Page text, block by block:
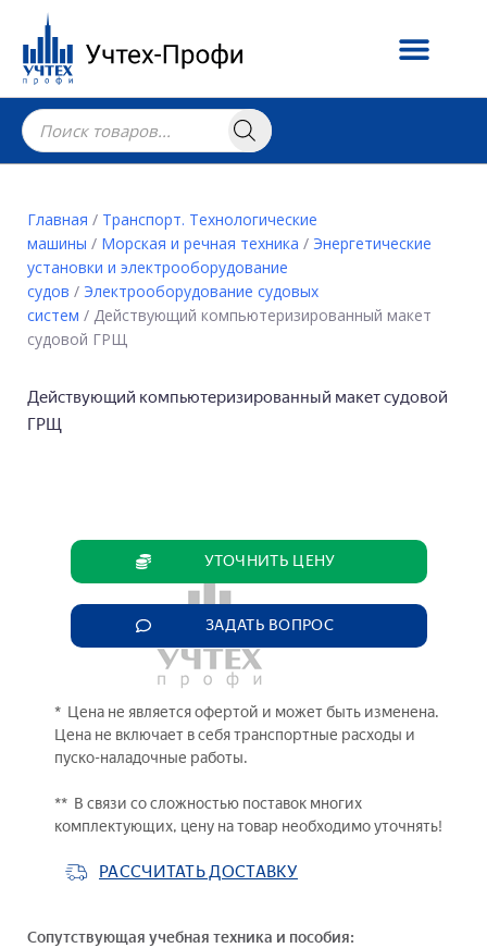
Главная / Транспорт. Технологические
машины / Морская и речная техника / Энергетические
установки и электрооборудование
судов / Электрооборудование судовых
систем / Действующий компьютеризированный макет
судовой ГРЩ
Действующий компьютеризированный макет судовой
ГРЩ
УТОЧНИТЬ ЦЕНУ
ЗАДАТЬ ВОПРОС
* Цена не является офертой и может быть изменена.
Цена не включает в себя транспортные расходы и
пуско-наладочные работы.
** В связи со сложностью поставок многих
комплектующих, цену на товар необходимо уточнять!
РАССЧИТАТЬ ДОСТАВКУ
Сопутствующая учебная техника и пособия: